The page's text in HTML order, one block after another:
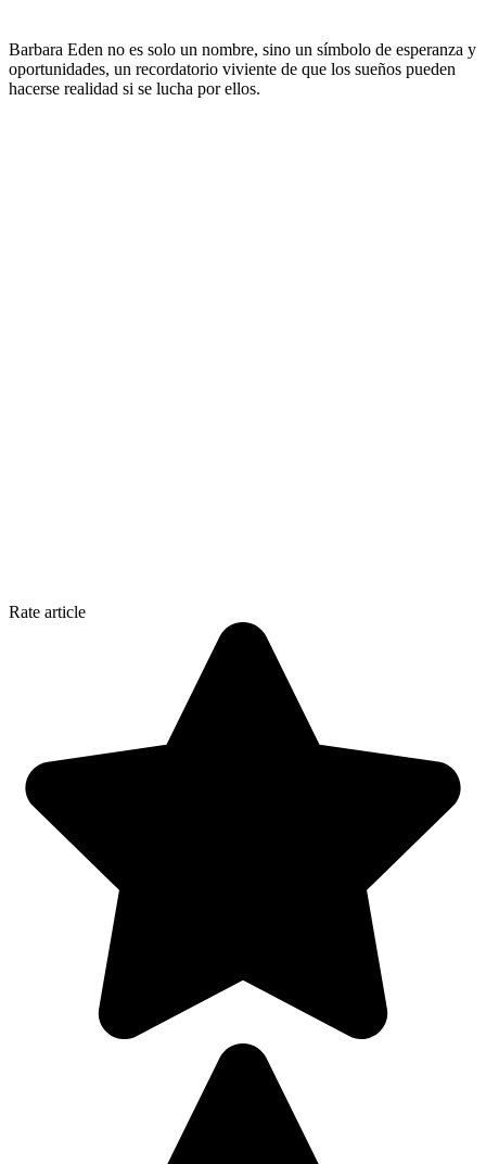
Barbara Eden no es solo un nombre, sino un símbolo de esperanza y
oportunidades, un recordatorio viviente de que los sueños pueden
hacerse realidad si se lucha por ellos.
Rate article